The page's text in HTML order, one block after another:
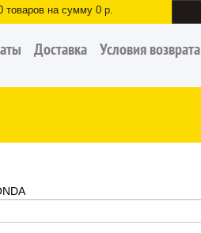
товаров на сумму 0 р.
Доставка Условия возврата